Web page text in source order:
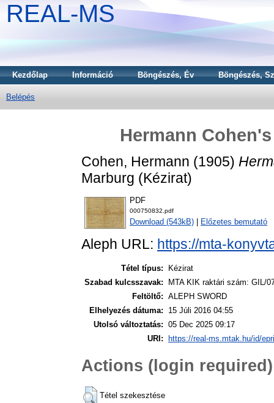
REAL-MS
Kezdőlap Információ Böngészés, Év Böngészés,
Belépés
Hermann
Cohen, Hermann (1905)
Marburg (Kézirat)
PDF
000750832.pdf
Download (543kB) Előzetes bemutató
Aleph URL: https://mta-
Tétel típus:
Kézirat
Szabad kulcsszavak:
MTA KIK raktári szám: GIL/
Feltöltő: ALEPH SWORD
Elhelyezés dátuma:
15 Júli 2016 04:55
Utolsó változtatás: 05 Dec 2025 09:17
URI:
https://real-ms.mtak.hu/id/
Actions (login required)
Tétel szekesztése